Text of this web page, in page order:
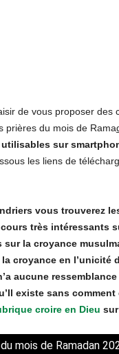
de vous proposer des
prières du mois de Rama
utilisables sur
les liens de
vous trouverez
très intéressants
sur la croyance
croyance en l’unicité
aucune
existe sans
croire en Dieu
mois de Ramadan